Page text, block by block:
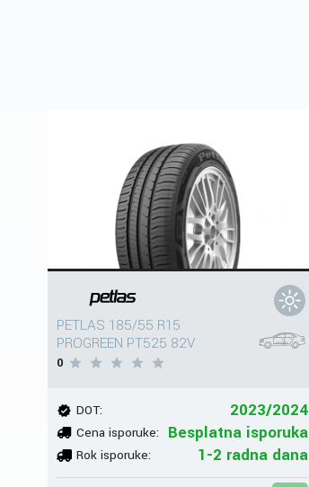
PETLAS 185/55 R15
PROGREEN PT525 82V
0
DOT: 2023/2024
Cena isporuke: Besplatna isporuka
Rok isporuke: 1-2 radna dana